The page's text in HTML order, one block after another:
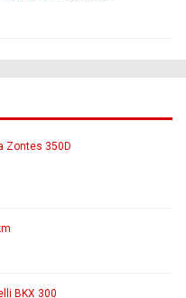
Zontes 350D
BKX 300